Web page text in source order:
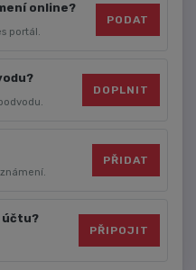
online?
portál.
PODAT
DOPLNIT
PŘIDAT
účtu?
PŘIPOJIT